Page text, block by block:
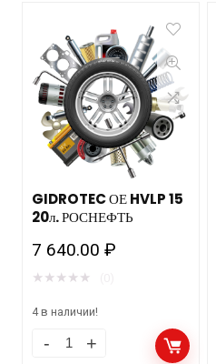
GIDROTEC ОЕ HVLP 15
20л. РОСНЕФТЬ
7 640.00₽
★ ★ ★ ★ ★
4 в наличии!